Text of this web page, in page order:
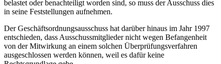
belastet oder benachteiligt worden sind, so muss der Ausschuss dies
in seine Feststellungen aufnehmen.
Der Geschäftsordnungsausschuss hat darüber hinaus im Jahr 1997
entschieden, dass Ausschussmitglieder nicht wegen Befangenheit
von der Mitwirkung an einem solchen Überprüfungsverfahren
ausgeschlossen werden können, weil es dafür keine